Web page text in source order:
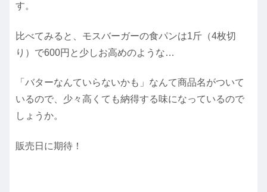
す。
比べてみると、モスバーガーの食パンは1斤（4枚切
り）で600円と少しお高めのような…
「バターなんていらないかも」なんて商品名がついて
いるので、少々高くても納得する味になっているので
しょうか。
販売日に期待！